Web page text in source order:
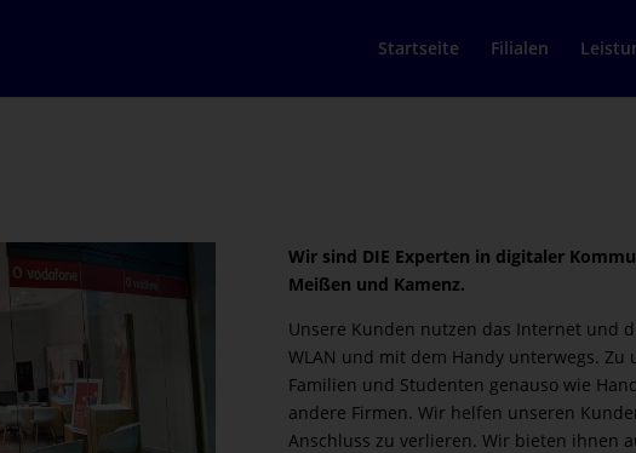
Startseite Filialen
Wir sind DIE Experten in digitaler
Meißen und Kamenz.
Unsere Kunden nutzen das Internet und
WLAN und mit dem Handy unterwegs.
Familien und Studenten genauso wie
andere Firmen. Wir helfen unseren
Anschluss zu verlieren. Wir bieten ihnen